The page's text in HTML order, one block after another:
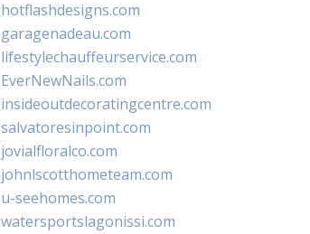
hotflashdesigns.com
garagenadeau.com
lifestylechauffeurservice.com
EverNewNails.com
insideoutdecoratingcentre.com
salvatoresinpoint.com
jovialfloralco.com
johnlscotthometeam.com
u-seehomes.com
watersportslagonissi.com